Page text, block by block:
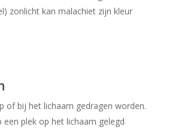
zonlicht kan malachiet zijn kleur
of bij het lichaam gedragen worden.
een plek op het lichaam gelegd